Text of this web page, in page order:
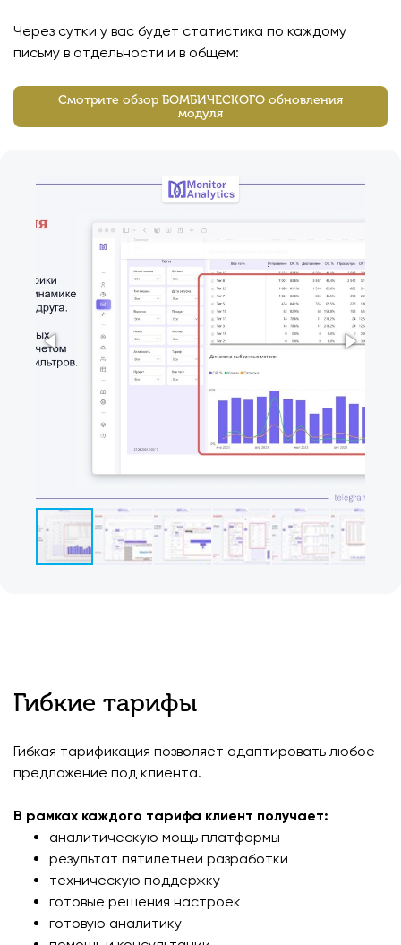
Через сутки у вас будет статистика по каждому
письму в отдельности и в общем:
Смотрите обзор БОМБИЧЕСКОГО обновления
модуля
Гибкие тарифы
Гибкая тарификация позволяет адаптировать любое
предложение под клиента.
В рамках каждого тарифа клиент получает:
аналитическую мощь платформы
результат пятилетней разработки
техническую поддержку
готовые решения настроек
готовую аналитику